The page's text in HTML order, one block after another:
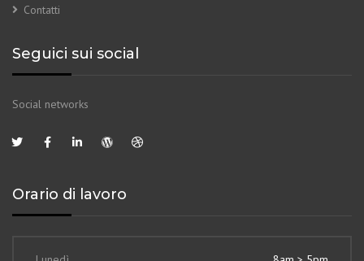
Contatti
Seguici sui social
Social networks
Orario di lavoro